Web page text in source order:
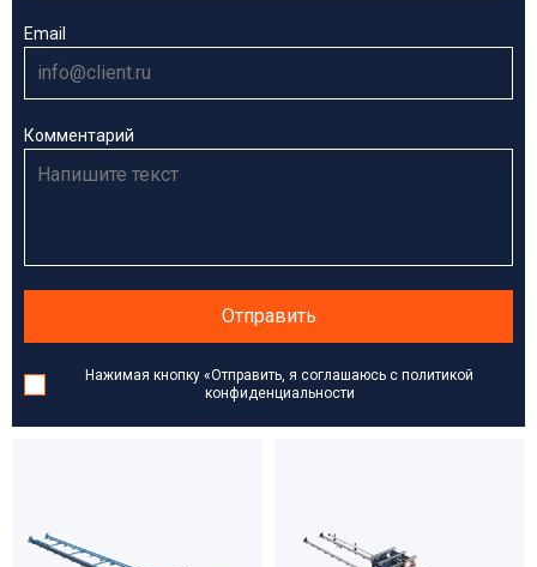
Email
Комментарий
Отправить
Нажимая кнопку «Отправить, я соглашаюсь с политикой
конфиденциальности